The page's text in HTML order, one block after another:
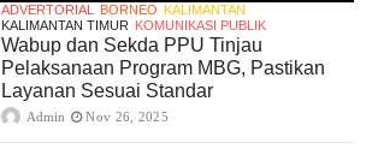
ADVERTORIAL BORNEO KALIMANTAN
KALIMANTAN TIMUR KOMUNIKASI PUBLIK
Wabup dan Sekda PPU Tinjau
Pelaksanaan Program MBG, Pastikan
Layanan Sesuai Standar
Admin Nov 26, 2025